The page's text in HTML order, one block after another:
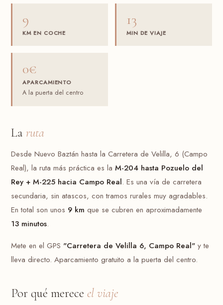
9
KM EN COCHE
13
MIN DE VIAJE
0€
APARCAMIENTO
A la puerta del centro
Laruta
Desde Nuevo Baztán hasta la Carretera de Velilla, 6 (Campo
Real), la ruta más práctica es laM-204 hasta Pozuelo del
Rey + M-225 hacia Campo Real. Es una vía de carretera
secundaria, sin atascos, con tramos rurales muy agradables.
En total son unos 9 km que se cubren en aproximadamente
13 minutos.
Mete en el GPS "Carretera de Velilla 6, Campo Real" y te
lleva directo. Aparcamiento gratuito a la puerta del centro.
Por qué mereceel viaje